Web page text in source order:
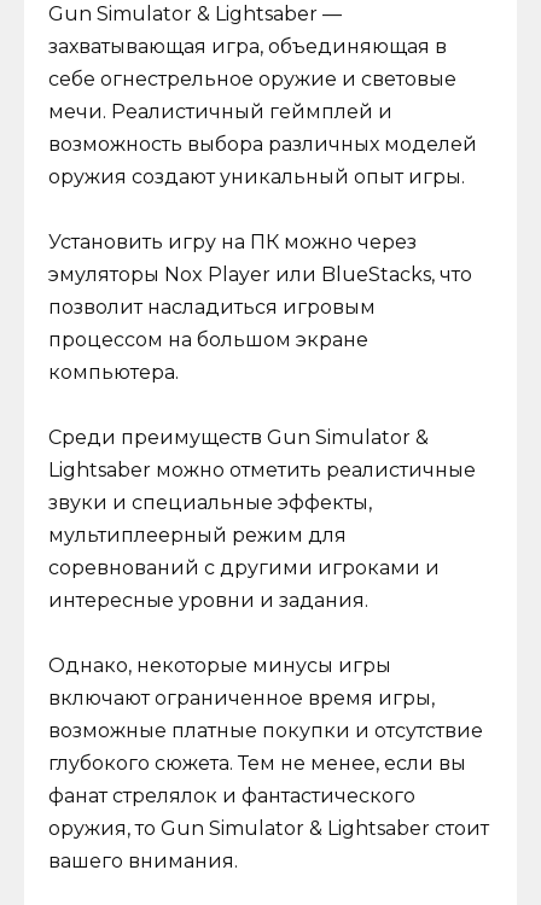
Gun Simulator & Lightsaber —
захватывающая игра, объединяющая в
себе огнестрельное оружие и световые
мечи. Реалистичный геймплей и
возможность выбора различных моделей
оружия создают уникальный опыт игры.
Установить игру на ПК можно через
эмуляторы Nox Player или BlueStacks, что
позволит насладиться игровым
процессом на большом экране
компьютера.
Среди преимуществ Gun Simulator &
Lightsaber можно отметить реалистичные
звуки и специальные эффекты,
мультиплеерный режим для
соревнований с другими игроками и
интересные уровни и задания.
Однако, некоторые минусы игры
включают ограниченное время игры,
возможные платные покупки и отсутствие
глубокого сюжета. Тем не менее, если вы
фанат стрелялок и фантастического
оружия, то Gun Simulator & Lightsaber стоит
вашего внимания.